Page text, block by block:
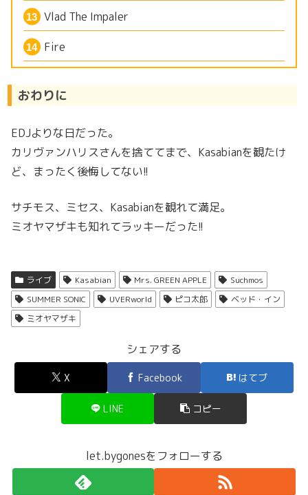
Vlad The Impaler
Fire
おわりに
EDJよりな日だった。
カリヴァンハリスさんを捨ててまで、Kasabianを観たけ
ど、まったく後悔してない!!
サチモス、ミセス、Kasabianを観れて満足。
ミオヤマザキも知れてラッキーだった!!
ライブ Kasabian Mrs. GREEN APPLE
Suchmos
SUMMER SONIC
UVERworld ピコ太郎
ベッド・イン
ミオヤマザキ
シェアする
X Facebook はてブ
LINE コピー
let.bygonesをフォローする